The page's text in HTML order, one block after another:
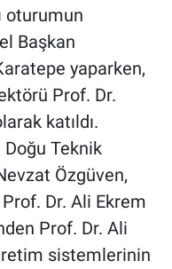
oturumun
Başkan
yaparken,
Prof. Dr.
katıldı.
Teknik
Özgüven,
Dr. Ali Ekrem
Prof. Dr. Ali
sistemlerinin